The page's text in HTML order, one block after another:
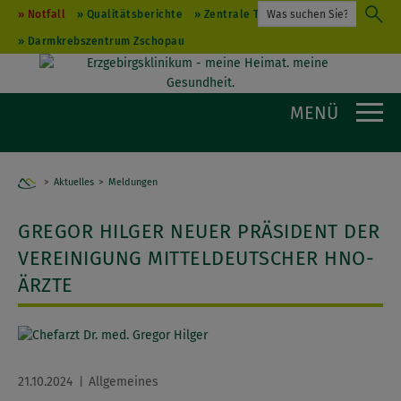
Notfall Qualitätsberichte Zentrale Terminvergabe
Darmkrebszentrum Zschopau
MENÜ
Home
Aktuelles Meldungen
GREGOR HILGER NEUER PRÄSIDENT DER
VEREINIGUNG MITTELDEUTSCHER HNO-
ÄRZTE
21.10.2024 Allgemeines